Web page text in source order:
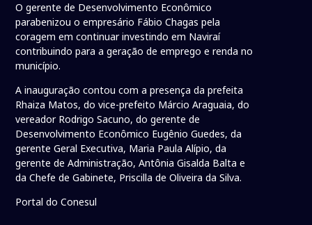
O gerente de Desenvolvimento Econômico
parabenizou o empresário Fábio Chagas pela
coragem em continuar investindo em Naviraí
contribuindo para a geração de emprego e renda no
município.
A inauguração contou com a presença da prefeita
Rhaiza Matos, do vice-prefeito Márcio Araguaia, do
vereador Rodrigo Sacuno, do gerente de
Desenvolvimento Econômico Eugênio Guedes, da
gerente Geral Executiva, Maria Paula Alípio, da
gerente de Administração, Antônia Gisalda Balta e
da Chefe de Gabinete, Priscilla de Oliveira da Silva.
Portal do Conesul